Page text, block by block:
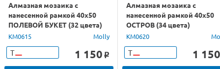
Алмазная мозаика с
нанесенной рамкой 40х50
ПОЛЕВОЙ БУКЕТ (32 цвета)
KM0615 Molly
Т 1 150 o
Алмазная мозаика с
нанесенной рамкой 40х50
ОСТРОВ (34 цвета)
KM0620
Т 1 150